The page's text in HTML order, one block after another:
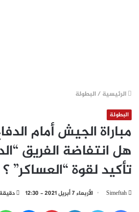
الرئيسية /البطولة
البطولة
مباراة الجيش أمام
هل انتفاضة الفريق
تأكيد لقوة “العساكر” ؟
Simeftah الأربعاء 7 أبريل 2021 - 12:30